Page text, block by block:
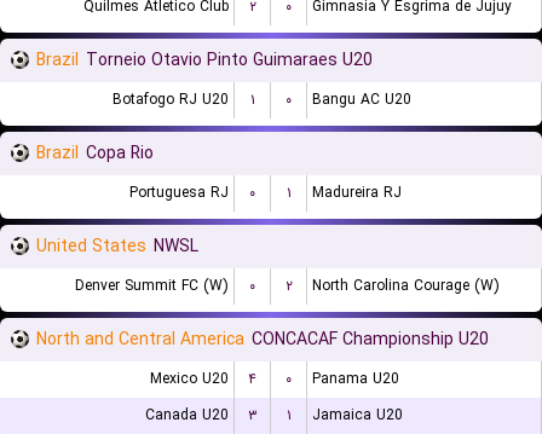
Quilmes Atletico Club ۲ ۰ Gimnasia Y Esgrima de Jujuy
Brazil Torneio Otavio Pinto Guimaraes U20
Botafogo RJ U20 ۱ ۰ Bangu AC U20
Brazil Copa Rio
Portuguesa RJ ۰ ۱ Madureira RJ
United States NWSL
Denver Summit FC (W) ۰ ۲ North Carolina Courage (W)
North and Central America CONCACAF Championship U20
Mexico U20 ۴ ۰
Panama U20
Canada U20
۳ ۱ Jamaica U20